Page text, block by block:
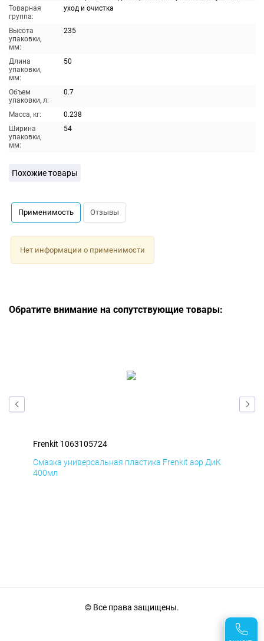
Товарная
группа:
уход и очистка
Высота
упаковки,
мм:
235
Длина
упаковки,
мм:
50
Объем
упаковки, л:
0.7
Масса, кг:
0.238
Ширина
упаковки,
мм:
54
Похожие товары
Применимость Отзывы
Нет информации о применимости
Обратите внимание на сопутствующие товары:
Frenkit 1063105724
Смазка универсальная пластика Frenkit аэр ДиК
400мл
© Все права защищены.